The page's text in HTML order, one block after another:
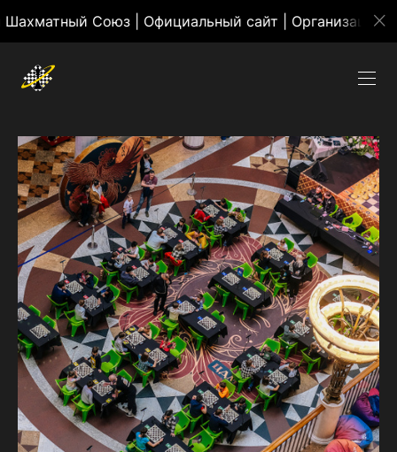
Союз | Официальный сайт | Организация массовых